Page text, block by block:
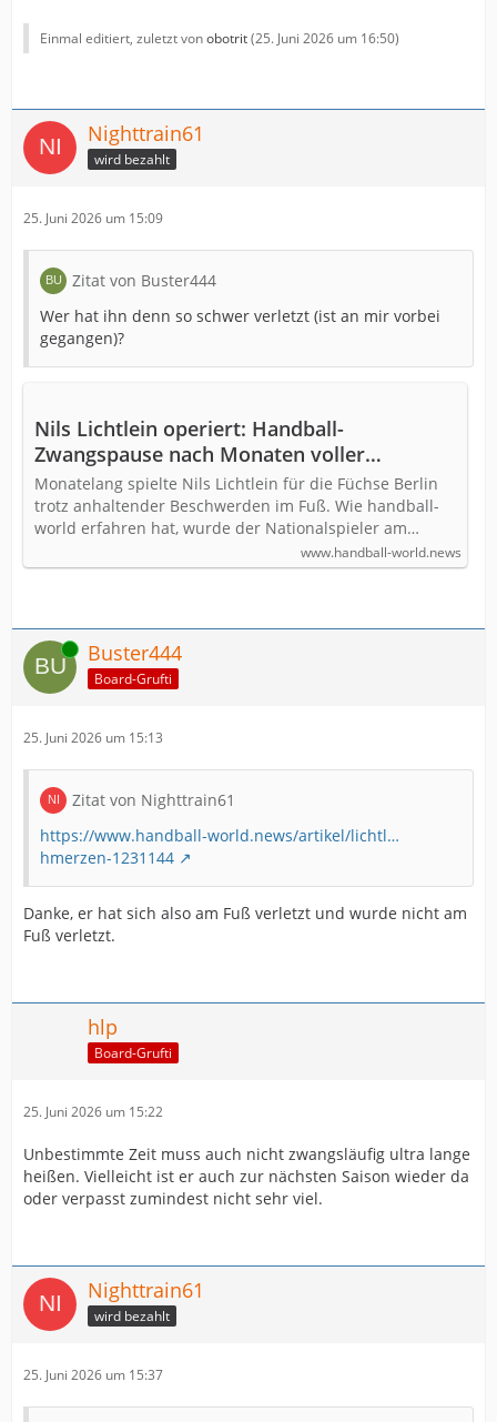
Einmal editiert, zuletzt vonobotrit(25. Juni 2026 um 16:50)
Nighttrain61
wird bezahlt
25. Juni 2026 um 15:09
Zitat von Buster444
Wer hat ihn denn so schwer verletzt (ist an mir vorbei
gegangen)?
Nils Lichtlein operiert: Handball-
Zwangspause nach Monaten voller
Schmerzen
Monatelang spielte Nils Lichtlein für die Füchse Berlin
trotz anhaltender Beschwerden im Fuß. Wie handball-
world erfahren hat, wurde der Nationalspieler am…
www.handball-world.news
Online Buster444
Board-Grufti
25. Juni 2026 um 15:13
Zitat von Nighttrain61
https://www.handball-world.news/artikel/lichtl…
hmerzen-1231144
Danke, er hat sich also am Fuß verletzt und wurde nicht am
Fuß verletzt.
hlp
Board-Grufti
25. Juni 2026 um 15:22
Unbestimmte Zeit muss auch nicht zwangsläufig ultra lange
heißen. Vielleicht ist er auch zur nächsten Saison wieder da
oder verpasst zumindest nicht sehr viel.
Nighttrain61
wird bezahlt
25. Juni 2026 um 15:37